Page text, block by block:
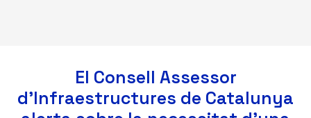
El Consell Assessor
d’Infraestructures de Catalunya